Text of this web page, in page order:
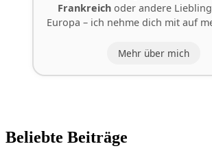
Frankreich oder andere
Europa – ich nehme dich mit auf
Mehr über mich
Beliebte Beiträge